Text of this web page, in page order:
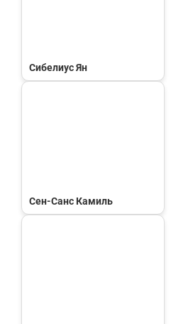
Сибелиус Ян
Сен-Санс Камиль